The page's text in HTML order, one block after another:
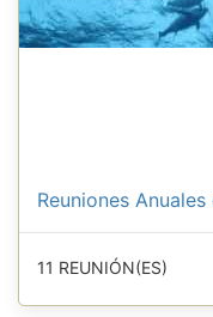
Reuniones
11 REUNIÓN(ES)